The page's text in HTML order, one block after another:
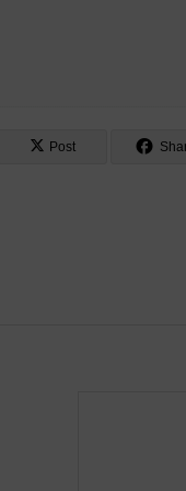
Post